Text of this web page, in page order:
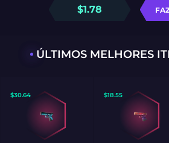
$1.78
ÚLTIMOS MELHORES
$30.64 $18.55